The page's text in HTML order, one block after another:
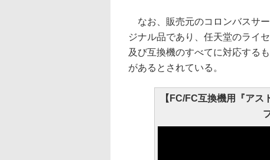
なお、販売元のコロンバスサ
ジナル品であり、任天堂のライ
及び互換機のすべてに対応する
があるとされている。
【FC/FC互換機用『ア